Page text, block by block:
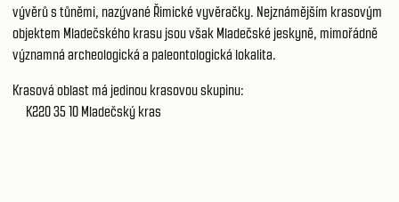
vývěrů s tůněmi, nazývané Řimické vyvěračky. Nejznámějším krasovým
objektem Mladečského krasu jsou však Mladečské jeskyně, mimořádně
významná archeologická a paleontologická lokalita.
Krasová oblast má jedinou krasovou skupinu:
K220 35 10 Mladečský kras